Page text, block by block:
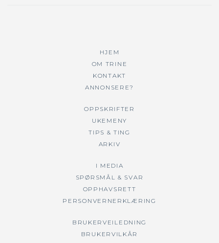
HJEM
OM TRINE
KONTAKT
ANNONSERE?
OPPSKRIFTER
UKEMENY
TIPS & TING
ARKIV
I MEDIA
SPØRSMÅL & SVAR
OPPHAVSRETT
PERSONVERNERKLÆRING
BRUKERVEILEDNING
BRUKERVILKÅR